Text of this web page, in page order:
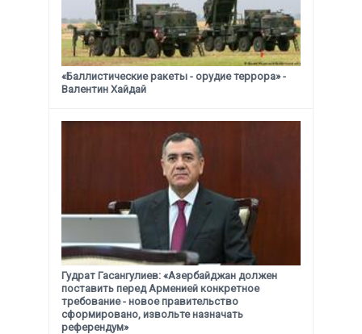
«Баллистические ракеты - орудие террора» -
Валентин Хайдай
Гудрат Гасангулиев: «Азербайджан должен
поставить перед Арменией конкретное
требование - новое правительство
сформировано, извольте назначать
референдум»